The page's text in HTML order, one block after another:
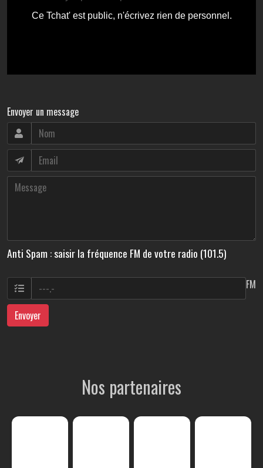
Envoyer un message
Anti Spam : saisir la fréquence FM de votre radio (101.5)
FM
Envoyer
Nos partenaires